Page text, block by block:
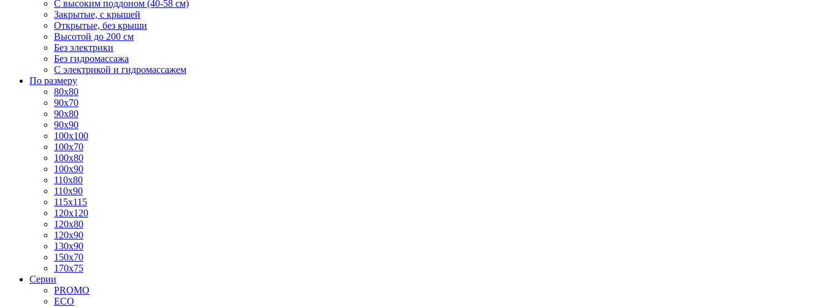
С высоким поддоном (40-58 см)
Закрытые, с крышей
Открытые, без крыши
Высотой до 200 см
Без электрики
Без гидромассажа
С электрикой и гидромассажем
По размеру
80x80
90x70
90x80
90x90
100x100
100x70
100x80
100x90
110x80
110x90
115x115
120x120
120x80
120x90
130x90
150x70
170x75
Серии
PROMO
ECO